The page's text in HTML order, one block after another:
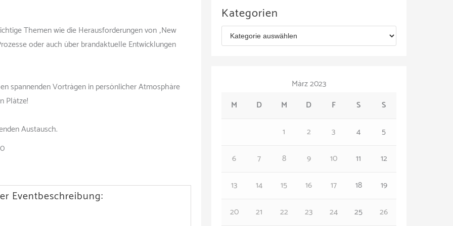
Themen wie die Herausforderungen von „New
oder auch über brandaktuelle Entwicklungen
spannenden Vorträgen in persönlicher Atmosphäre
Plätze!
Austausch.
Eventbeschreibung:
hKategorien
März 2023
M
D M D F S
S
1
2 3 4
5
6
7 8 9 10 11
12
13
14 15 16 17 18
19
20
21 22 23 24 25 26